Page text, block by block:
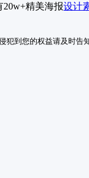
精美海报设计
到您的权益请及时告